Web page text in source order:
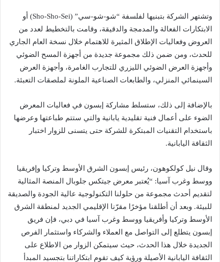
وتشتهر الشركة بتبنيها لفلسفة “شو-شو-سي” (Sho-Sho-Sei) أو
الابتكارات الفعالة والمدمجة والدقيقة، وقامت بالتخطيط لعدد من
العروض وفعاليات الإطلاق المثيرة للاهتمام خلال نسخة العام الجاري
للحدث، ومن ضمن ذلك مجموعة جديدة من أجهزة المسح الضوئي
وأجهزة العرض الضوئي الليزري للتجارب الغامرة، وأجهزة العرض
السينمائي المنزلي، والطابعات الصناعية الملونة لملصقات التعبئة.
بالإضافة إلى ذلك، ستسلط مشاركة إبسون في فعاليات المعرض
الضوء على أعمال فنية تقليدية يابانية والتي ستتم طباعتها وعرضها
باستخدام التقنيات المبتكرة للشركة حتى يتسنى للزوار اختبار
الثقافة اليابانية.
وقال نيل كولكوهون، رئيس إبسون الشرق الأوسط وتركيا وإفريقيا
ووسط وغرب آسيا: “يُعتبر معرض جيتكس جلوبال المنصة المثالية
لتقديم أحدث مجموعة من حلولنا التكنولوجية عالية الجودة والصديقة
للبيئة. وبعد أن أطلقنا مؤخرًا مقرّنا الإقليمي الجديد لمنطقة الشرق
الأوسط وتركيا وأفريقيا ووسط وغرب آسيا في دبي، فإن فريق
إبسون يتطلع إلى التواصل مع العملاء والشركاء واستثمار الفرص
الجديدة خلال هذا الحدث، حيث سيتمكن الزوار من الاطلاع على
الثقافة اليابانية الأصيلة ورؤية كيف تقوم ابتكاراتنا بتجسيد المبدأ